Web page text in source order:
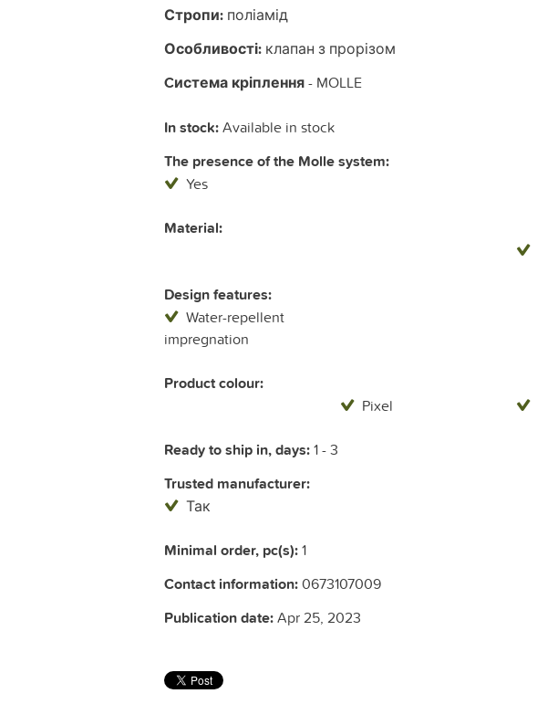
Стропи: поліамід
Особливості: клапан з прорізом
Cистема кріплення- MOLLE
In stock:Available in stock
The presence of the Molle system:
Yes
Material:
Design features:
Water-repellent
impregnation
Product colour:
Pixel
Ready to ship in, days:1 - 3
Trusted manufacturer:
Так
Minimal order, pc(s):1
Contact information:0673107009
Publication date:Apr 25, 2023